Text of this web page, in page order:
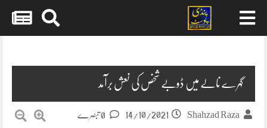
گہرے نالے میں ڈوبے شخص کی نعش برآمد
Shahzad Raza
14/10/2021